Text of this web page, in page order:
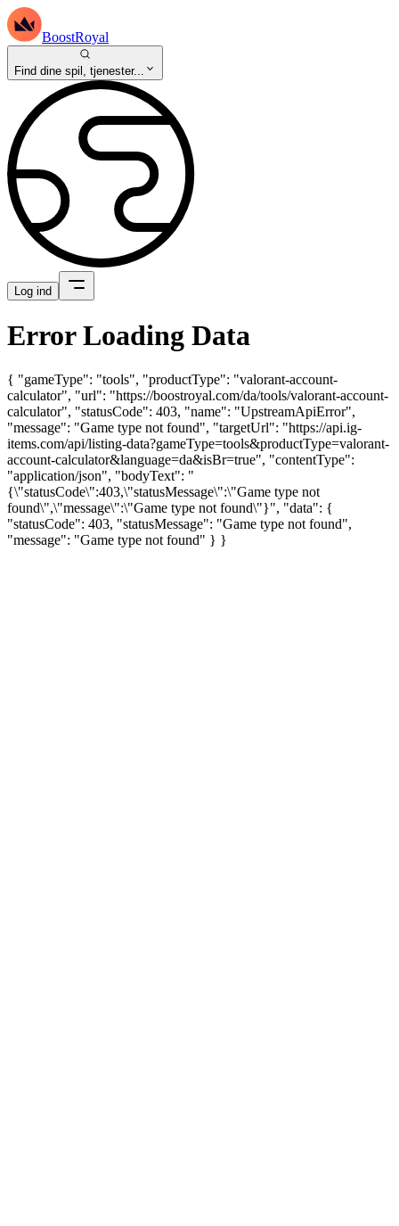
BoostRoyal
Find dine spil, tjenester...
Log ind
Error Loading Data
{ "gameType": "tools", "productType": "valorant-account-
calculator", "url": "https://boostroyal.com/da/tools/valorant-account-
calculator", "statusCode": 403, "name": "UpstreamApiError",
"message": "Game type not found", "targetUrl": "https://api.ig-
items.com/api/listing-data?gameType=tools&productType=valorant-
account-calculator&language=da&isBr=true", "contentType":
"application/json", "bodyText": "
{\"statusCode\":403,\"statusMessage\":\"Game type not
found\",\"message\":\"Game type not found\"}", "data": {
"statusCode": 403, "statusMessage": "Game type not found",
"message": "Game type not found" } }